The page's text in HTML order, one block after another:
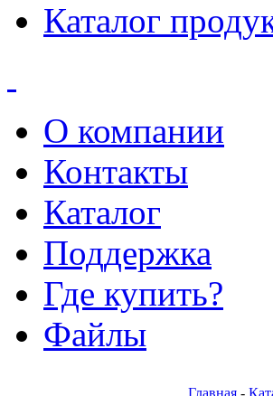
Каталог
О компании
Контакты
Каталог
Поддержка
Где купить?
Файлы
Главная -